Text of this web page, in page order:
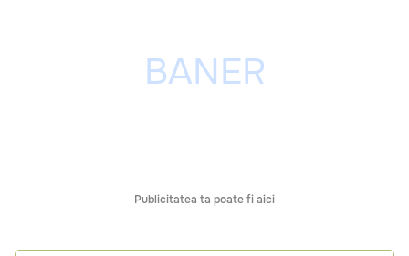
Publicitatea ta poate fi aici